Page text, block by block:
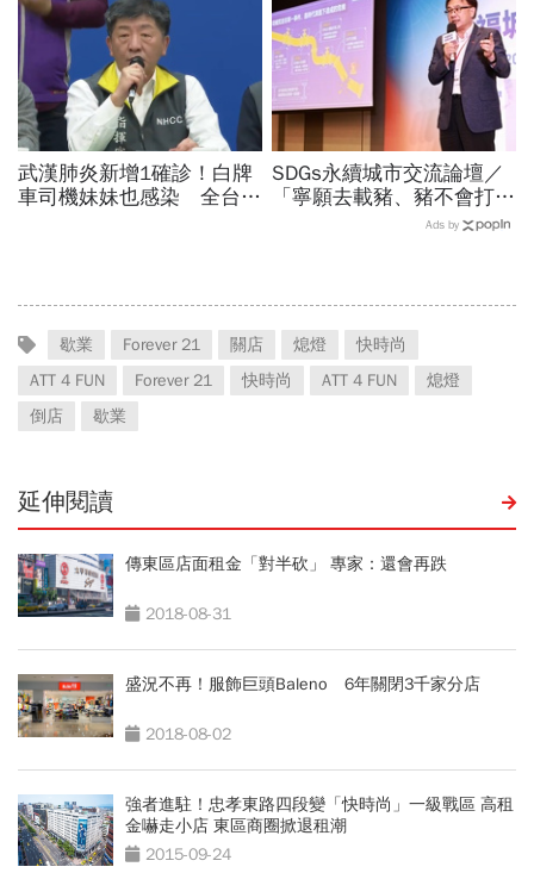
武漢肺炎新增1確診！白牌
車司機妹妹也感染 全台累
SDGs永續城市交流論壇／
「寧願去載豬、豬不會打
1999」翻轉客運司機荒！
Ads by
歇業 Forever 21 關店 熄燈
快時尚
ATT 4 FUN
Forever 21 快時尚 ATT 4 FUN
熄燈
倒店
歇業
延伸閱讀
傳東區店面租金「對半砍」 專家：還會再跌
2018-08-31
盛況不再！服飾巨頭Baleno 6年關閉3千家分店
2018-08-02
強者進駐！忠孝東路四段變「快時尚」一級戰區 高租
金嚇走小店 東區商圈掀退租潮
2015-09-24